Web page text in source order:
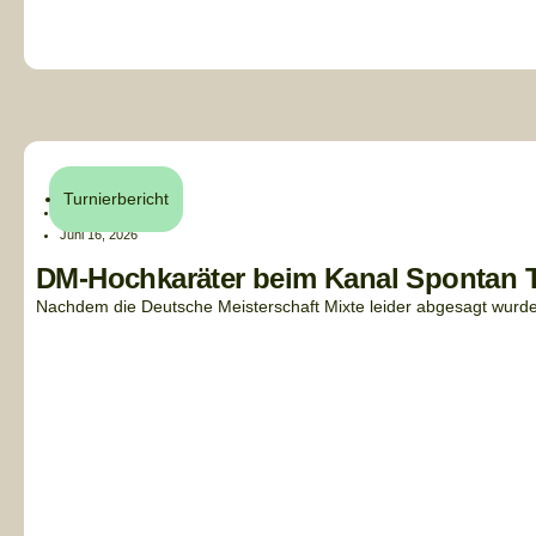
Turnierbericht
Juni 16, 2026
DM-Hochkaräter beim Kanal Spontan
Nachdem die Deutsche Meisterschaft Mixte leider abgesagt